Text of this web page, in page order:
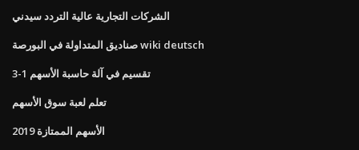
الشركات التجارية عالية التردد سيدني
صناديق المتداولة في البورصة wiki deutsch
3-1 تقسيم في آلة حاسبة الأسهم
تعلم لعبة سوق الأسهم
الأسهم الممتازة 2019